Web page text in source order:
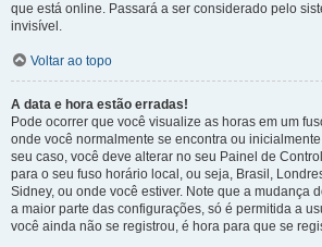
que está online. Passará a ser considerado pelo
invisível.
Voltar ao topo
A data e hora estão erradas!
Pode ocorrer que você visualize as horas em um
onde você normalmente se encontra ou
seu caso, você deve alterar no seu Painel de
para o seu fuso horário local, ou seja, Brasil,
Sidney, ou onde você estiver. Note que a mudança
a maior parte das configurações, só é permitida a
você ainda não se registrou, é hora para que se